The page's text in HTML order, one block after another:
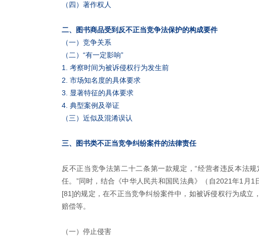
（四）著作权人
二、图书商品受到反不正当竞争法保护的构成要件
（一）竞争关系
（二）“有一定影响”
1. 考察时间为被诉侵权行为发生前
2. 市场知名度的具体要求
3. 显著特征的具体要求
4. 典型案例及举证
（三）近似及混淆误认
三、图书类不正当竞争纠纷案件的法律责任
反不正当竞争法第二十二条第一款规定，“经营者违反本法
任。”同时，结合《中华人民共和国民法典》（自2021年1月1
[81]的规定，在不正当竞争纠纷案件中，如被诉侵权行为成立
赔偿等。
（一）停止侵害